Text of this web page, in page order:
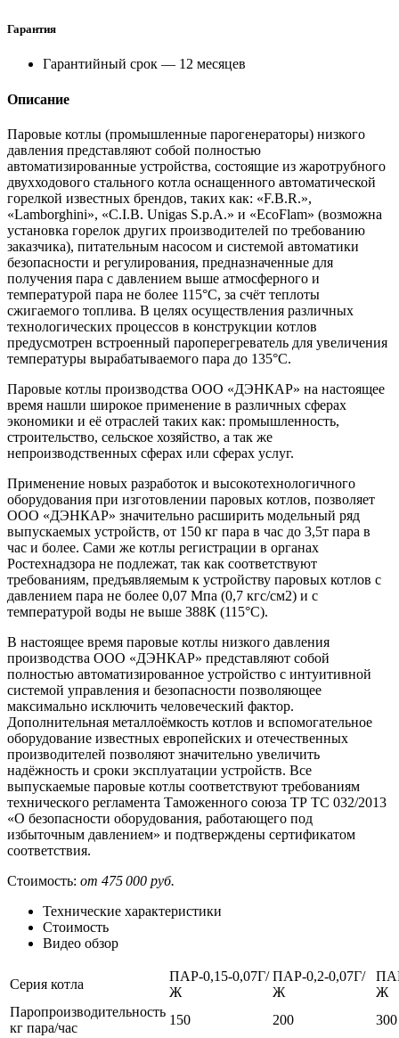
Гарантия
Гарантийный срок — 12 месяцев
Описание
Паровые котлы (промышленные парогенераторы) низкого
давления представляют собой полностью
автоматизированные устройства, состоящие из жаротрубного
двухходового стального котла оснащенного автоматической
горелкой известных брендов, таких как: «F.B.R.»,
«Lamborghini», «C.I.B. Unigas S.p.A.» и «EcoFlam» (возможна
установка горелок других производителей по требованию
заказчика), питательным насосом и системой автоматики
безопасности и регулирования, предназначенные для
получения пара с давлением выше атмосферного и
температурой пара не более 115°С, за счёт теплоты
сжигаемого топлива. В целях осуществления различных
технологических процессов в конструкции котлов
предусмотрен встроенный пароперегреватель для увеличения
температуры вырабатываемого пара до 135°С.
Паровые котлы производства ООО «ДЭНКАР» на настоящее
время нашли широкое применение в различных сферах
экономики и её отраслей таких как: промышленность,
строительство, сельское хозяйство, а так же
непроизводственных сферах или сферах услуг.
Применение новых разработок и высокотехнологичного
оборудования при изготовлении паровых котлов, позволяет
ООО «ДЭНКАР» значительно расширить модельный ряд
выпускаемых устройств, от 150 кг пара в час до 3,5т пара в
час и более. Сами же котлы регистрации в органах
Ростехнадзора не подлежат, так как соответствуют
требованиям, предъявляемым к устройству паровых котлов с
давлением пара не более 0,07 Мпа (0,7 кгс/см2) и с
температурой воды не выше 388К (115°С).
В настоящее время паровые котлы низкого давления
производства ООО «ДЭНКАР» представляют собой
полностью автоматизированное устройство с интуитивной
системой управления и безопасности позволяющее
максимально исключить человеческий фактор.
Дополнительная металлоёмкость котлов и вспомогательное
оборудование известных европейских и отечественных
производителей позволяют значительно увеличить
надёжность и сроки эксплуатации устройств. Все
выпускаемые паровые котлы соответствуют требованиям
технического регламента Таможенного союза ТР ТС 032/2013
«О безопасности оборудования, работающего под
избыточным давлением» и подтверждены сертификатом
соответствия.
Стоимость: от 475 000 руб.
Технические характеристики
Стоимость
Видео обзор
Серия котла
ПАР-0,15-0,07Г/
Ж
ПАР-0,2-0,07Г/
Ж
Ж
Паропроизводительность
кг пара/час
150 200
300